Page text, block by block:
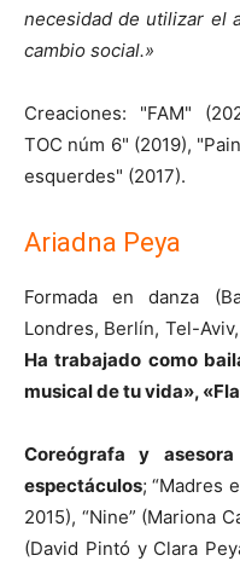
necesidad de utilizar el
cambio social.»
Creaciones: "FAM"
TOC núm 6" (2019),
esquerdes" (2017).
Ariadna Peya
Formada en danza
Londres, Berlín, Tel-
Ha trabajado como
musical de tu vida»,
Coreógrafa y
espectáculos; “Madres
2015), “Nine” (Mariona
(David Pintó y Clara